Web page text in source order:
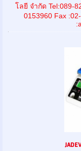
โลยี จำกัด Tel:089-
0153960 Fax